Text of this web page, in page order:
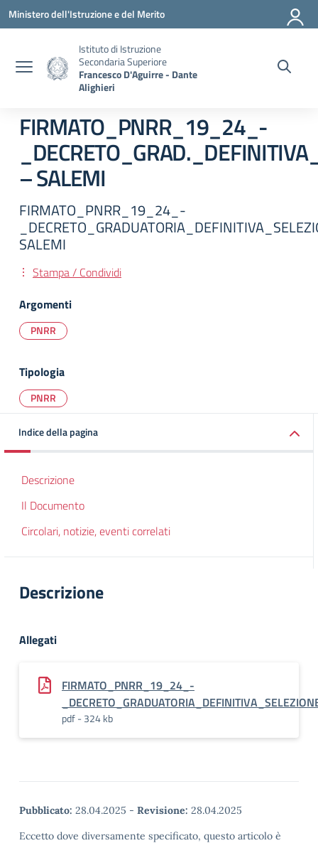
Vai ai contenuti
Vai al menu di navigazione
Vai al footer
Ministero dell'Istruzione e del Merito
Istituto di Istruzione
Secondaria Superiore
Francesco D'Aguirre - Dante
Alighieri
FIRMATO_PNRR_19_24_-
– SALEMI
FIRMATO_PNRR_19_24_-
SALEMI
Stampa / Condividi
Argomenti
PNRR
Tipologia
PNRR
Indice della pagina
Descrizione
Il Documento
Circolari, notizie, eventi correlati
Descrizione
Allegati
FIRMATO_PNRR_19_24_-
pdf - 324 kb
Pubblicato: 28.04.2025 - Revisione: 28.04.2025
Eccetto dove diversamente specificato, questo articolo è